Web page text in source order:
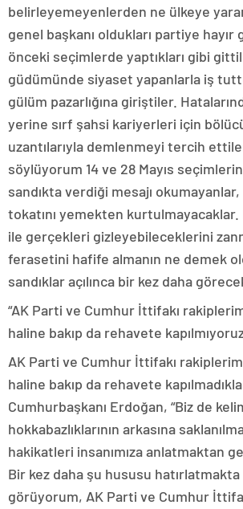
belirleyemeyenlerden ne ülkeye
genel başkanı oldukları partiye
önceki seçimlerde yaptıkları gibi
güdümünde siyaset yapanlarla iş
gülüm pazarlığına giriştiler.
yerine sırf şahsi kariyerleri için
uzantılarıyla demlenmeyi tercih
söylüyorum 14 ve 28 Mayıs
sandıkta verdiği mesajı
tokatını yemekten kurtulmayacaklar.
ile gerçekleri gizleyebileceklerini
ferasetini hafife almanın ne demek
sandıklar açılınca bir kez daha
“AK Parti ve Cumhur İttifakı
haline bakıp da rehavete
AK Parti ve Cumhur İttifakı
haline bakıp da rehavete
Cumhurbaşkanı Erdoğan, “Biz de
hokkabazlıklarının arkasına
hakikatleri insanımıza anlatmaktan
Bir kez daha şu hususu
görüyorum, AK Parti ve Cumhur